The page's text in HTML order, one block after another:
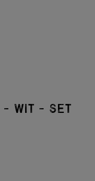
- wit - set